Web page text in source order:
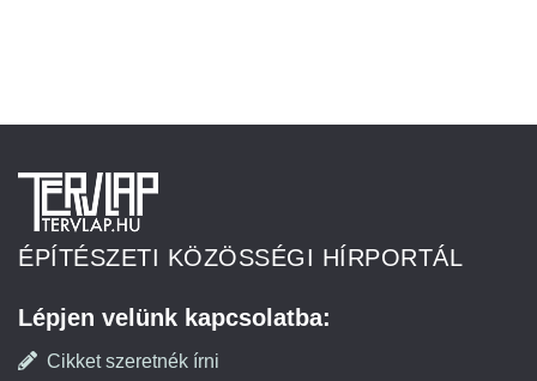
ÉPÍTÉSZETI KÖZÖSSÉGI HÍRPORTÁL
Lépjen velünk kapcsolatba:
Cikket szeretnék írni